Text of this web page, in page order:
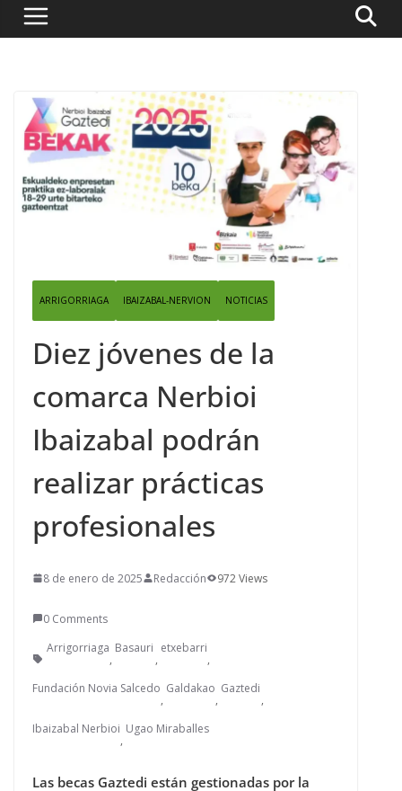
ARRIGORRIAGA IBAIZABAL-NERVION NOTICIAS
Diez jóvenes de la
comarca Nerbioi
Ibaizabal podrán
realizar prácticas
profesionales
8 de enero de 2025 Redacción 972 Views
0 Comments
Arrigorriaga
,
Basauri
,
etxebarri
,
Fundación Novia Salcedo
,
Galdakao
,
Gaztedi
,
Ibaizabal Nerbioi
,
Ugao Miraballes
Las becas Gaztedi están gestionadas por la